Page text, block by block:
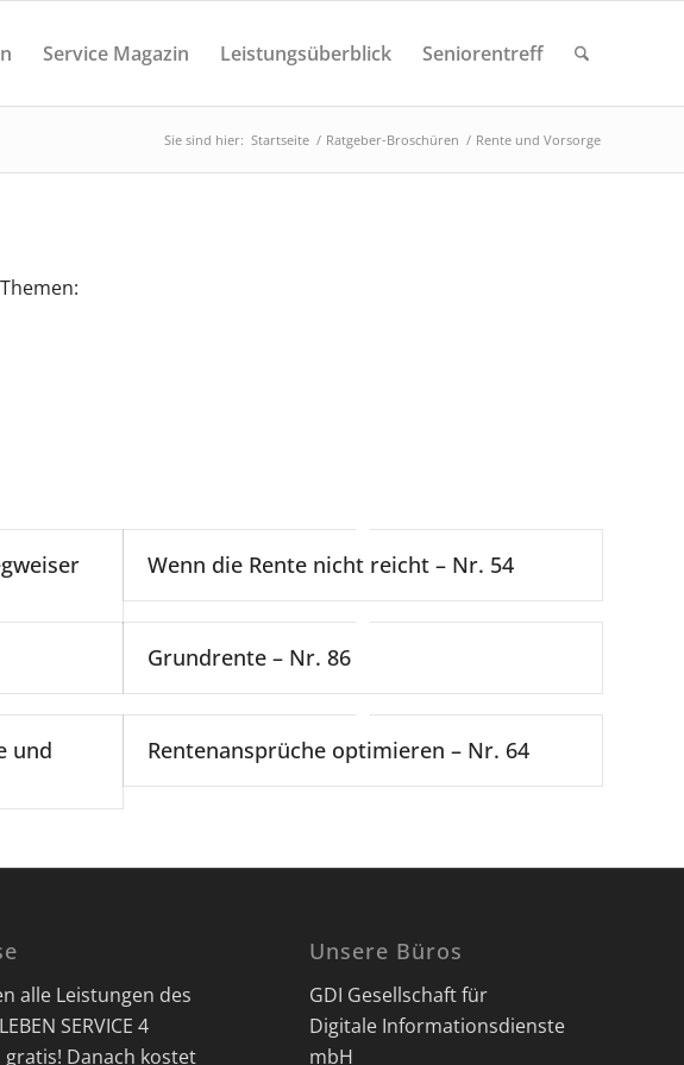
Service Magazin Leistungsüberblick Seniorentreff
Sie sind hier: Startseite / Ratgeber-Broschüren / Rente und Vorsorge
Wenn die Rente nicht reicht – Nr. 54
Grundrente – Nr. 86
und Rentenansprüche optimieren – Nr. 64
alle Leistungen des
SERVICE 4
gratis! Danach kostet
Unsere Büros
GDI Gesellschaft für
Digitale Informationsdienste
mbH